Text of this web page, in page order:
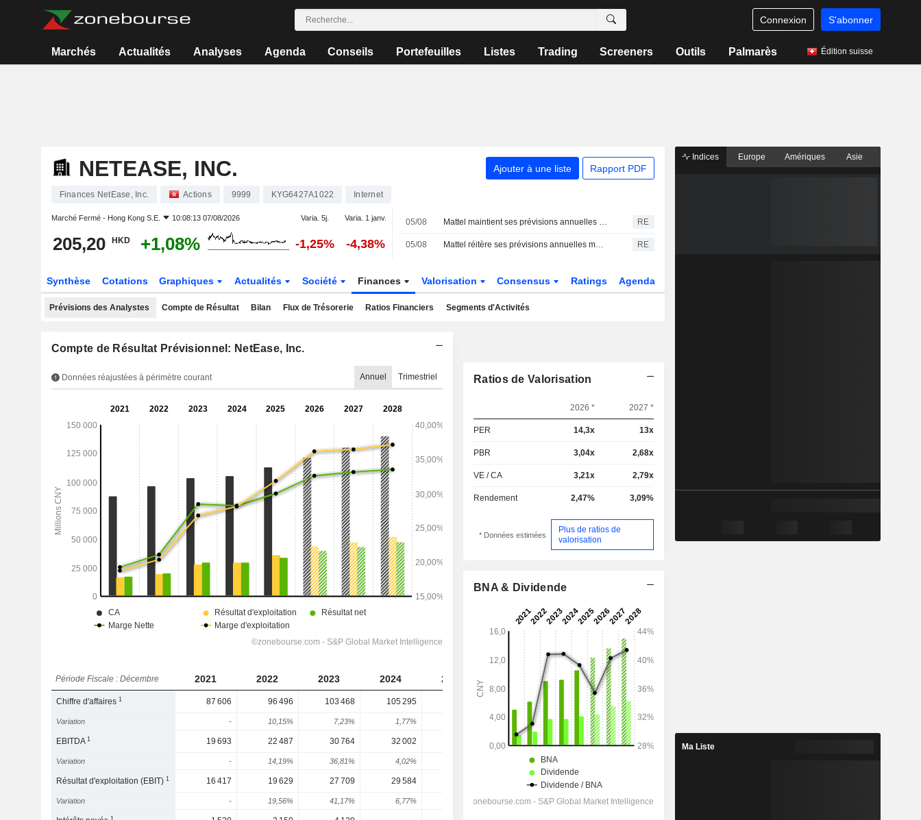
Connexion S'abonner
Marchés Actualités Analyses Agenda Conseils Portefeuilles Listes Trading Screeners Outils Palmarès Édition suisse
NETEASE, INC. Ajouter à une liste Rapport PDF
Finances NetEase, Inc. Actions 9999 KYG6427A1022 Internet
Marché Fermé - Hong Kong S.E. 10:08:13 07/08/2026 Varia. 5j. Varia. 1 janv.
205,20 HKD +1,08% -1,25% -4,38%
05/08 Mattel maintient ses prévisions annuelles mais manque les estimations de bénéfice trimestriel, pénalisé par la hausse des coûts RE
05/08 Mattel réitère ses prévisions annuelles mais manque les estimations de bénéfice trimestriel en raison de la hausse des coûts RE
Synthèse Cotations Graphiques Actualités Société Finances Valorisation Consensus Ratings Agenda
Prévisions des Analystes Compte de Résultat Bilan Flux de Trésorerie Ratios Financiers Segments d'Activités
Compte de Résultat Prévisionnel: NetEase, Inc.
Données réajustées à périmètre courant Annuel Trimestriel
Période Fiscale : Décembre 2021 2022 2023 2024 2025 2026 2027 2028
Chiffre d'affaires1 87 606 96 496 103 468 105 295 120 854 130 212 140 247
Variation - 10,15% 7,23% 1,77% 7,31% 7,74% 7,71%
EBITDA1 19 693 22 487 30 764 32 002 46 576 49 870 54 678
Variation - 14,19% 36,81% 4,02% 22,3%
Résultat d'exploitation (EBIT)1 16 417 19 629 27 709 29 584 43 657 47 402
Variation - 19,56% 41,17% 6,77% 21,13% 21,83% 8,58% 9,77%
1
Ratios de Valorisation
2026 * 2027 *
PER 14,3x 13x
PBR 3,04x 2,68x
VE / CA 3,21x 2,79x
Rendement 2,47% 3,09%
* Données estimées
Plus de ratios de
valorisation
BNA & Dividende
Indices Europe Amériques Asie
Ma Liste